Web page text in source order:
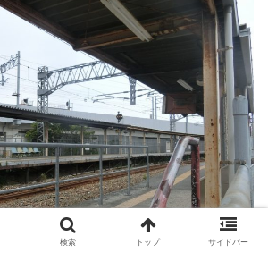
検索 トップ サイドバー